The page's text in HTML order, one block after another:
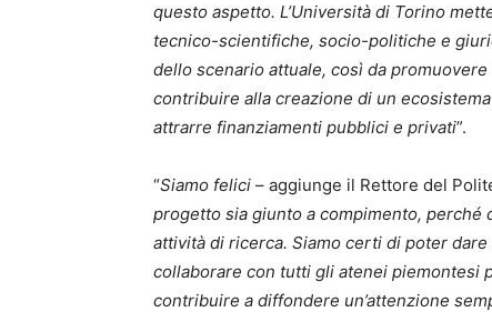
questo aspetto. L’Università di Torino
tecnico-scientifiche, socio-politiche e
dello scenario attuale, così da
contribuire alla creazione di un
attrarre finanziamenti pubblici e privati”.
“Siamo felici – aggiunge il Rettore del
progetto sia giunto a compimento,
attività di ricerca. Siamo certi di poter
collaborare con tutti gli atenei piemontesi
contribuire a diffondere un’attenzione